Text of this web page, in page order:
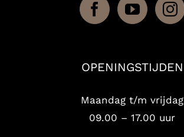
OPENINGSTIJDEN
Maandag t/m vrijdag
09.00 – 17.00 uur